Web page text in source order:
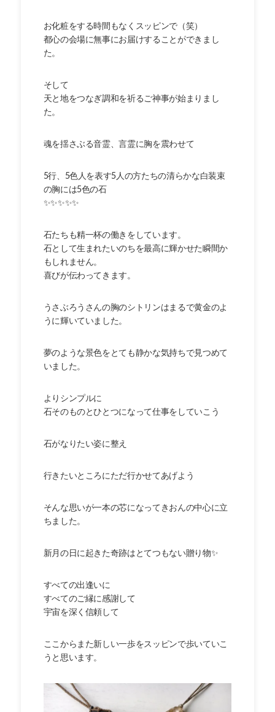
お化粧をする時間もなくスッピンで（笑）
都心の会場に無事にお届けすることができまし
た。
そして
天と地をつなぎ調和を祈るご神事が始まりまし
た。
魂を揺さぶる音霊、言霊に胸を震わせて
5行、5色人を表す5人の方たちの清らかな白装束
の胸には5色の石
✨✨✨✨✨
石たちも精一杯の働きをしています。
石として生まれたいのちを最高に輝かせた瞬間か
もしれません。
喜びが伝わってきます。
うさぶろうさんの胸のシトリンはまるで黄金のよ
うに輝いていました。
夢のような景色をとても静かな気持ちで見つめて
いました。
よりシンプルに
石そのものとひとつになって仕事をしていこう
石がなりたい姿に整え
行きたいところにただ行かせてあげよう
そんな思いが一本の芯になってきおんの中心に立
ちました。
新月の日に起きた奇跡はとてつもない贈り物✨
すべての出逢いに
すべてのご縁に感謝して
宇宙を深く信頼して
ここからまた新しい一歩をスッピンで歩いていこ
うと思います。